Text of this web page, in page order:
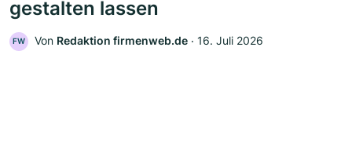
gestalten lassen
FW Von Redaktion firmenweb.de ‧ 16. Juli 2026